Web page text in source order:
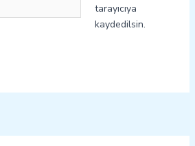
tarayıcıya
kaydedilsin.